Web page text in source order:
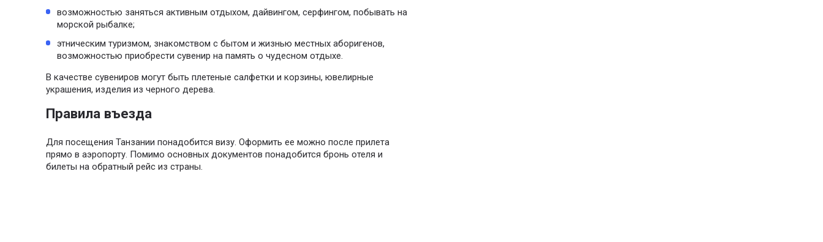
возможностью заняться активным отдыхом, дайвингом, серфингом, побывать на
морской рыбалке;
этническим туризмом, знакомством с бытом и жизнью местных аборигенов,
возможностью приобрести сувенир на память о чудесном отдыхе.
В качестве сувениров могут быть плетеные салфетки и корзины, ювелирные
украшения, изделия из черного дерева.
Правила въезда
Для посещения Танзании понадобится визу. Оформить ее можно после прилета
прямо в аэропорту. Помимо основных документов понадобится бронь отеля и
билеты на обратный рейс из страны.